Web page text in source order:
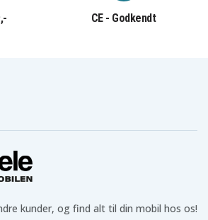
CE - Godkendt
kunder, og find alt til din mobil hos os!